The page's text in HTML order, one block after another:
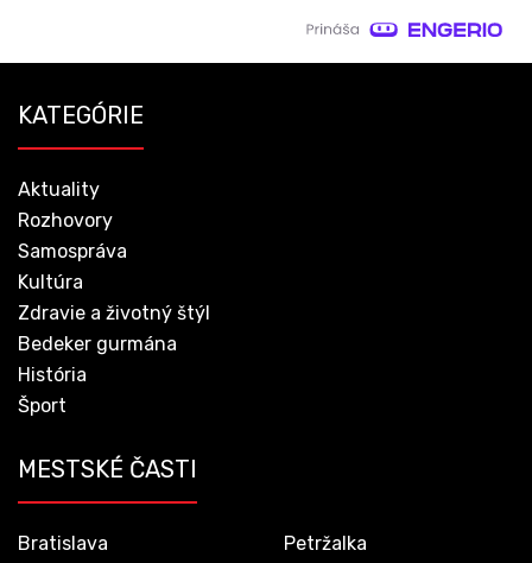
KATEGÓRIE
Aktuality
Rozhovory
Samospráva
Kultúra
Zdravie a životný štýl
Bedeker gurmána
História
Šport
MESTSKÉ ČASTI
Bratislava
Petržalka